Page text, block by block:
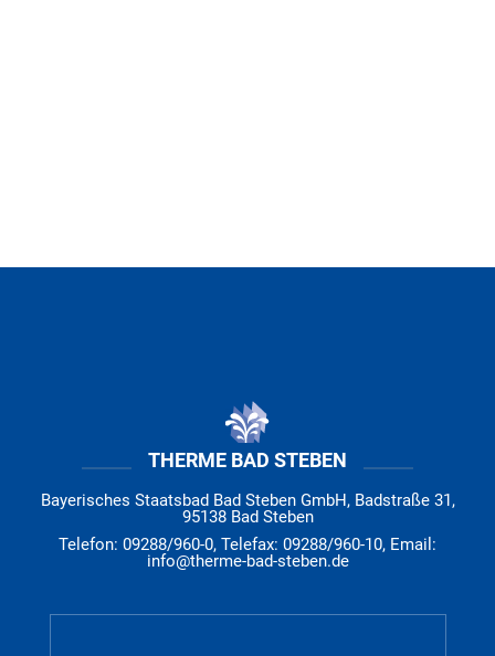
THERME BAD STEBEN
Bayerisches Staatsbad Bad Steben GmbH, Badstraße 31,
95138 Bad Steben
Telefon: 09288/960-0, Telefax: 09288/960-10, Email:
info@therme-bad-steben.de